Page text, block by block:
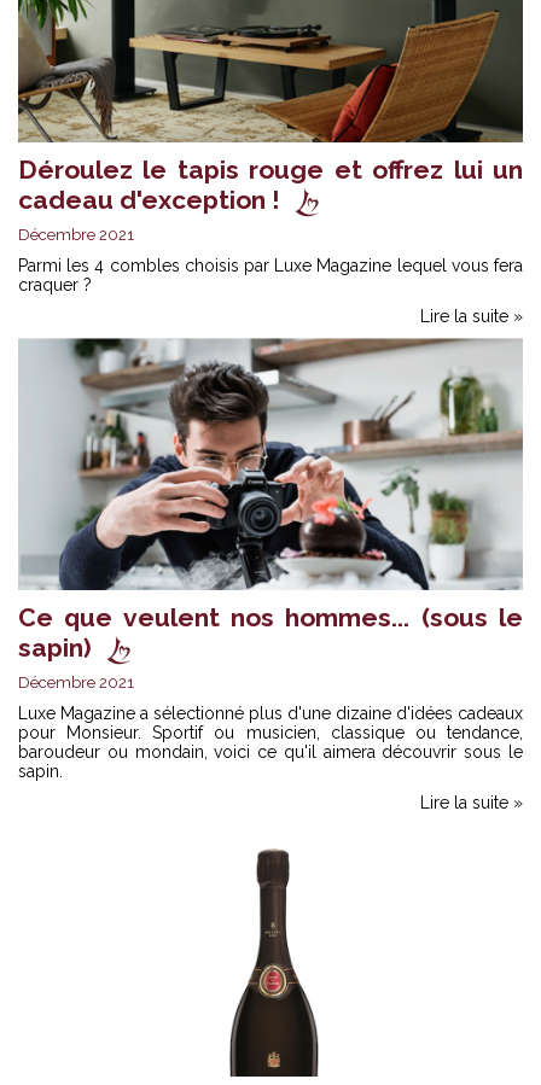
Déroulez le tapis rouge et offrez lui un
cadeau d'exception !
Décembre 2021
Parmi les 4 combles choisis par Luxe Magazine lequel vous fera
craquer ?
Lire la suite »
Ce que veulent nos hommes... (sous le
sapin)
Décembre 2021
Luxe Magazine a sélectionné plus d'une dizaine d'idées cadeaux
pour Monsieur. Sportif ou musicien, classique ou tendance,
baroudeur ou mondain, voici ce qu'il aimera découvrir sous le
sapin.
Lire la suite »